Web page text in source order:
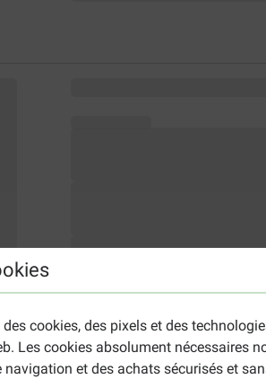
cookies, des pixels et des
Les cookies absolument nécessaires
et des achats sécurisés et